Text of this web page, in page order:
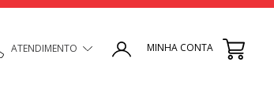
ATENDIMENTO MINHA CONTA